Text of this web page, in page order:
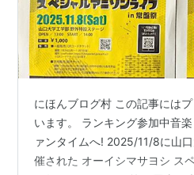
にほんブログ村 この記事には
います。 ランキング参加中音
ァンタイムへ! 2025/11/8に山
催された オーイシマサヨシ ス